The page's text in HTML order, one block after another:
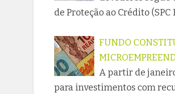
de Proteção ao Crédito
FUNDO
A partir de
para investimentos com